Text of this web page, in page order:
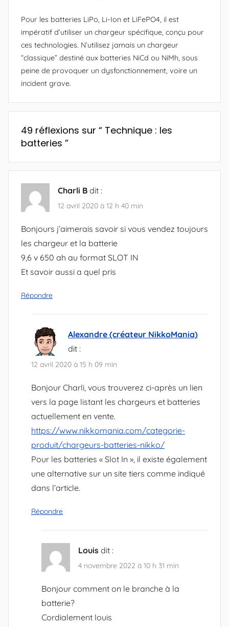
Pour les batteries LiPo, Li-Ion et LiFePO4, il est
impératif d’utiliser un chargeur spécifique, conçu pour
ces technologies. N’utilisez jamais un chargeur
“classique” destiné aux batteries NiCd ou NiMh, sous
peine de provoquer un dysfonctionnement, voire un
incident grave.
49 réflexions sur “ Technique : les
batteries ”
Charli B dit :
12 avril 2020 à 12 h 40 min
Bonjours j’aimerais savoir si vous vendez toujours
les chargeur et la batterie
9,6 v 650 ah au format SLOT IN
Et savoir aussi a quel pris
Répondre
Alexandre (créateur NikkoMania)
dit :
12 avril 2020 à 15 h 09 min
Bonjour Charli, vous trouverez ci-après un lien
vers la page listant les chargeurs et batteries
actuellement en vente.
https://www.nikkomania.com/categorie-
produit/chargeurs-batteries-nikko/
Pour les batteries « Slot In », il existe également
une alternative sur un site tiers comme indiqué
dans l’article.
Répondre
Louis dit :
4 novembre 2022 à 10 h 31 min
Bonjour comment on le branche à la
batterie?
Cordialement louis